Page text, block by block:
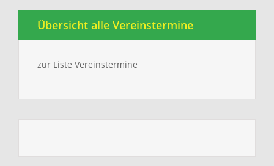
Übersicht alle Vereinstermine
zur Liste Vereinstermine